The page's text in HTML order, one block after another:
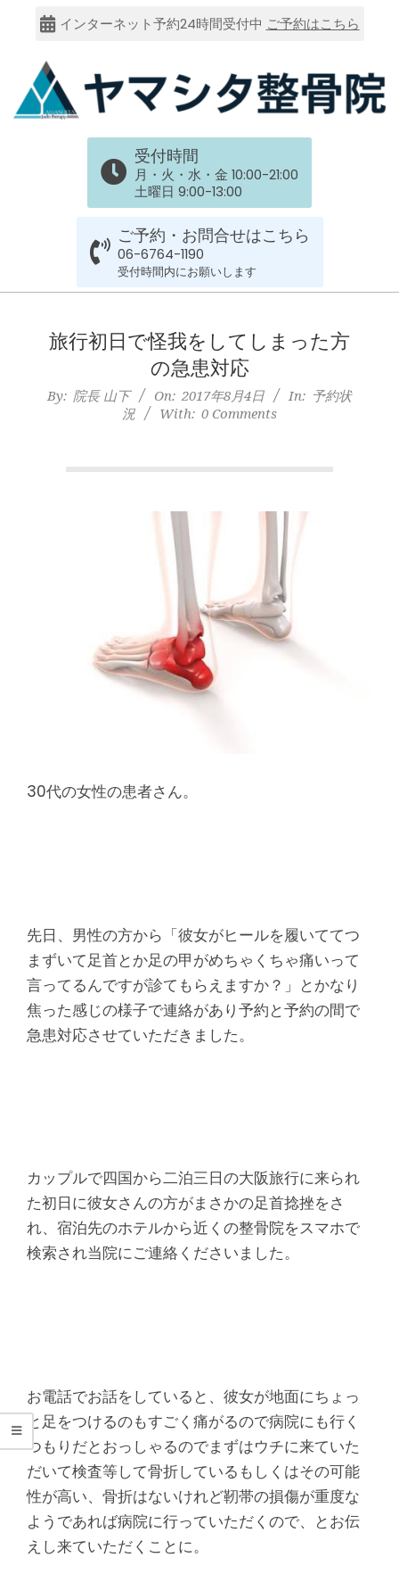
content
インターネット予約24時間受付中 ご予約はこちら
大
谷
六
上
本
腰
整
体
な
マ
シ
タ
院
受付時間
月・火・水・金 10:00-21:00
土曜日 9:00-13:00
ご予約・お問合せはこちら
06-6764-1190
受付時間内にお願いします
Navigation旅行初日で怪我をしてしまった方
の急患対応
By: 院長 山下 On: 2017年8月4日 In: 予約状
況
With: 0 Comments
30代の女性の患者さん。
先日、男性の方から「彼女がヒールを履いててつ
まずいて足首とか足の甲がめちゃくちゃ痛いって
言ってるんですが診てもらえますか？」とかなり
焦った感じの様子で連絡があり予約と予約の間で
急患対応させていただきました。
カップルで四国から二泊三日の大阪旅行に来られ
た初日に彼女さんの方がまさかの足首捻挫をさ
れ、宿泊先のホテルから近くの整骨院をスマホで
検索され当院にご連絡くださいました。
お電話でお話をしていると、彼女が地面にちょっ
と足をつけるのもすごく痛がるので病院にも行く
つもりだとおっしゃるのでまずはウチに来ていた
だいて検査等して骨折しているもしくはその可能
性が高い、骨折はないけれど靭帯の損傷が重度な
ようであれば病院に行っていただくので、とお伝
えし来ていただくことに。